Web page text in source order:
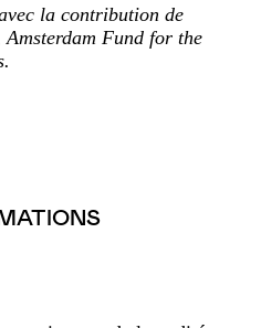
la contribution de
Fund for the